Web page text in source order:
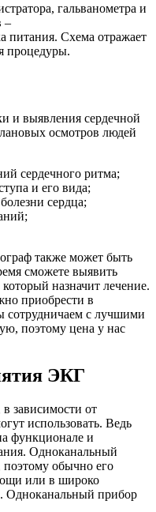
гальванометра и
–
питания. Схема отражает
процедуры.
и выявления сердечной
осмотров людей
сердечного ритма;
и его вида;
сердца;
также может быть
сможете выявить
назначит лечение.
приобрести в
сотрудничаем с лучшими
поэтому цена у нас
ЭКГ
зависимости от
использовать. Ведь
функционале и
Одноканальный
поэтому обычно его
или в широко
Одноканальный прибор